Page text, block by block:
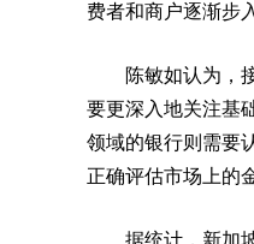
费者和商户逐渐步
陈敏如认为，
要更深入地关注基
领域的银行则需要
正确评估市场上的
据统计，新加